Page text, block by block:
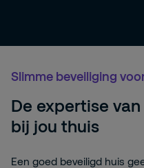
Slimme beveiliging
De expertise
bij jou thuis
Een goed beveiligd huis